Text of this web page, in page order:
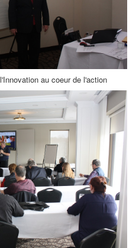
au coeur de l'action